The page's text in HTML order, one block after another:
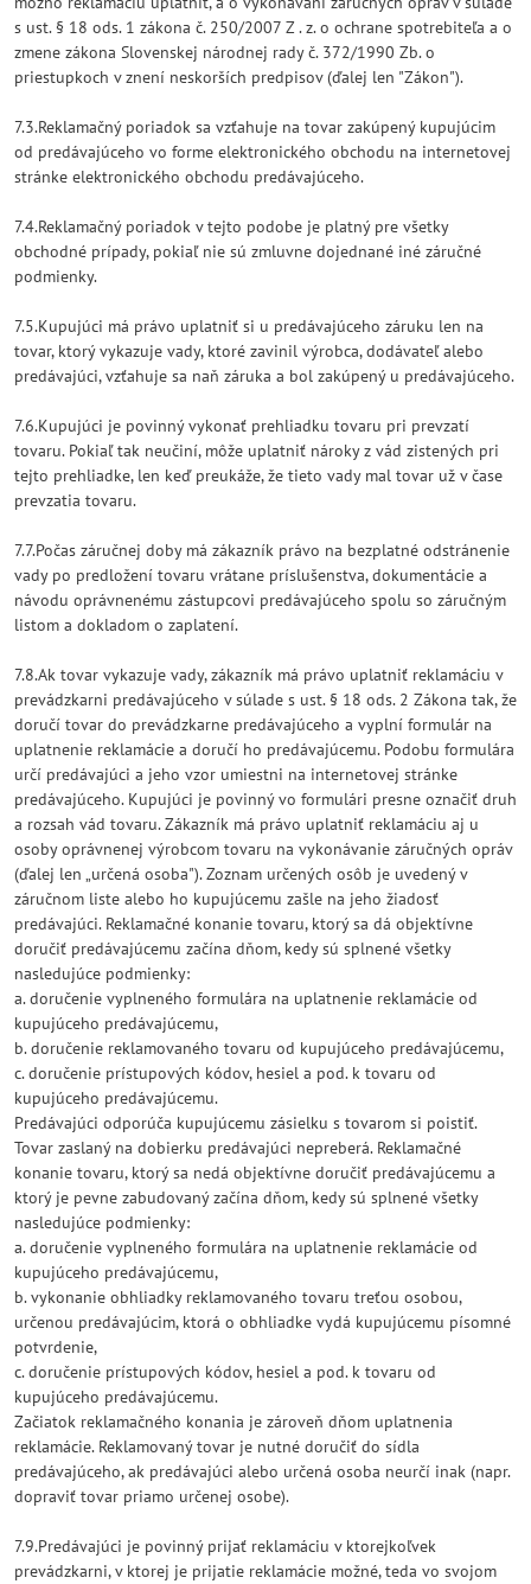
s ust. § 18 ods. 1 zákona č. 250/2007 Z . z. o ochrane spotrebiteľa a o
zmene zákona Slovenskej národnej rady č. 372/1990 Zb. o
priestupkoch v znení neskorších predpisov (ďalej len "Zákon").
7.3.Reklamačný poriadok sa vzťahuje na tovar zakúpený kupujúcim
od predávajúceho vo forme elektronického obchodu na internetovej
stránke elektronického obchodu predávajúceho.
7.4.Reklamačný poriadok v tejto podobe je platný pre všetky
obchodné prípady, pokiaľ nie sú zmluvne dojednané iné záručné
podmienky.
7.5.Kupujúci má právo uplatniť si u predávajúceho záruku len na
tovar, ktorý vykazuje vady, ktoré zavinil výrobca, dodávateľ alebo
predávajúci, vzťahuje sa naň záruka a bol zakúpený u predávajúceho.
7.6.Kupujúci je povinný vykonať prehliadku tovaru pri prevzatí
tovaru. Pokiaľ tak neučiní, môže uplatniť nároky z vád zistených pri
tejto prehliadke, len keď preukáže, že tieto vady mal tovar už v čase
prevzatia tovaru.
7.7.Počas záručnej doby má zákazník právo na bezplatné odstránenie
vady po predložení tovaru vrátane príslušenstva, dokumentácie a
návodu oprávnenému zástupcovi predávajúceho spolu so záručným
listom a dokladom o zaplatení.
7.8.Ak tovar vykazuje vady, zákazník má právo uplatniť reklamáciu v
prevádzkarni predávajúceho v súlade s ust. § 18 ods. 2 Zákona tak, že
doručí tovar do prevádzkarne predávajúceho a vyplní formulár na
uplatnenie reklamácie a doručí ho predávajúcemu. Podobu formulára
určí predávajúci a jeho vzor umiestni na internetovej stránke
predávajúceho. Kupujúci je povinný vo formulári presne označiť druh
a rozsah vád tovaru. Zákazník má právo uplatniť reklamáciu aj u
osoby oprávnenej výrobcom tovaru na vykonávanie záručných opráv
(ďalej len „určená osoba"). Zoznam určených osôb je uvedený v
záručnom liste alebo ho kupujúcemu zašle na jeho žiadosť
predávajúci. Reklamačné konanie tovaru, ktorý sa dá objektívne
doručiť predávajúcemu začína dňom, kedy sú splnené všetky
nasledujúce podmienky:
a. doručenie vyplneného formulára na uplatnenie reklamácie od
kupujúceho predávajúcemu,
b. doručenie reklamovaného tovaru od kupujúceho predávajúcemu,
c. doručenie prístupových kódov, hesiel a pod. k tovaru od
kupujúceho predávajúcemu.
Predávajúci odporúča kupujúcemu zásielku s tovarom si poistiť.
Tovar zaslaný na dobierku predávajúci nepreberá. Reklamačné
konanie tovaru, ktorý sa nedá objektívne doručiť predávajúcemu a
ktorý je pevne zabudovaný začína dňom, kedy sú splnené všetky
nasledujúce podmienky:
a. doručenie vyplneného formulára na uplatnenie reklamácie od
kupujúceho predávajúcemu,
b. vykonanie obhliadky reklamovaného tovaru treťou osobou,
určenou predávajúcim, ktorá o obhliadke vydá kupujúcemu písomné
potvrdenie,
c. doručenie prístupových kódov, hesiel a pod. k tovaru od
kupujúceho predávajúcemu.
Začiatok reklamačného konania je zároveň dňom uplatnenia
reklamácie. Reklamovaný tovar je nutné doručiť do sídla
predávajúceho, ak predávajúci alebo určená osoba neurčí inak (napr.
dopraviť tovar priamo určenej osobe).
7.9.Predávajúci je povinný prijať reklamáciu v ktorejkoľvek
prevádzkarni, v ktorej je prijatie reklamácie možné, teda vo svojom